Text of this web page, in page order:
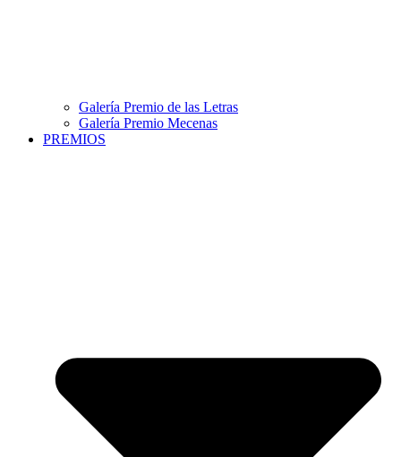
Galería Premio de las Letras
Galería Premio Mecenas
PREMIOS